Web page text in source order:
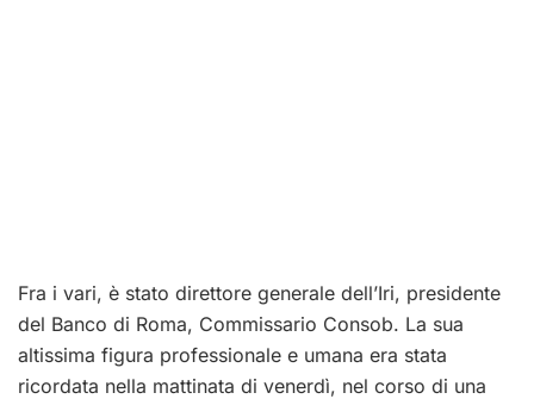
Fra i vari, è stato direttore generale dell’Iri, presidente
del Banco di Roma, Commissario Consob. La sua
altissima figura professionale e umana era stata
ricordata nella mattinata di venerdì, nel corso di una